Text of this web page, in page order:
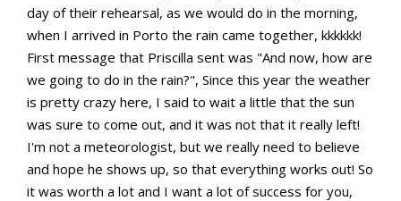
day of their rehearsal, as we would do in the morning,
when I arrived in Porto the rain came together, kkkkkk!
First message that Priscilla sent was "And now, how are
we going to do in the rain?", Since this year the weather
is pretty crazy here, I said to wait a little that the sun
was sure to come out, and it was not that it really left!
I'm not a meteorologist, but we really need to believe
and hope he shows up, so that everything works out! So
it was worth a lot and I want a lot of success for you,